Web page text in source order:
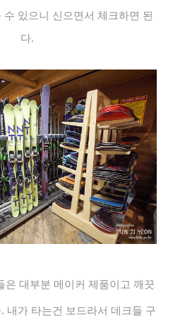
있으니 신으면서 체크하면 된
다.
대부분 메이커 제품이고 깨끗
내가 타는건 보드라서 데크들 구